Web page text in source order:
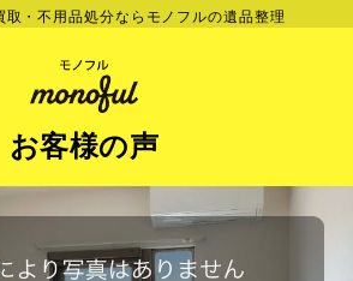
取・不用品処分ならモノフルの遺品整理
お客様の声